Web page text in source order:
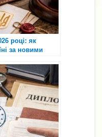
році: як
за новими